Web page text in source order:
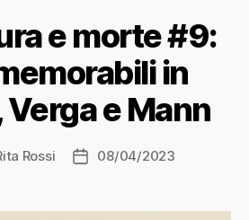
e morte #9:
in
e Mann
Rossi
Data08/04/2023